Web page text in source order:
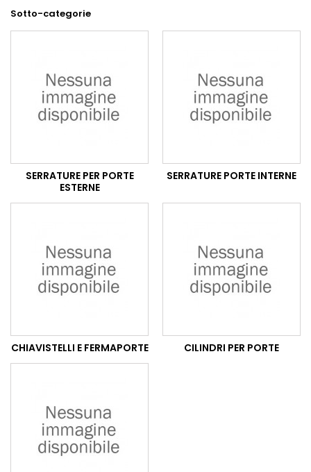
Sotto-categorie
SERRATURE PER PORTE
ESTERNE
SERRATURE PORTE INTERNE
CHIAVISTELLI E FERMAPORTE CILINDRI PER PORTE